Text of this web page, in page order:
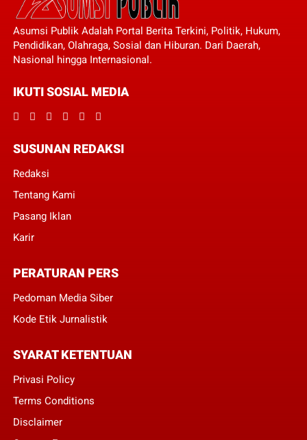
Asumsi Publik Adalah Portal Berita Terkini, Politik, Hukum,
Pendidikan, Olahraga, Sosial dan Hiburan. Dari Daerah,
Nasional hingga Internasional.
IKUTI SOSIAL MEDIA
SUSUNAN REDAKSI
Redaksi
Tentang Kami
Pasang Iklan
Karir
PERATURAN PERS
Pedoman Media Siber
Kode Etik Jurnalistik
SYARAT KETENTUAN
Privasi Policy
Terms Conditions
Disclaimer